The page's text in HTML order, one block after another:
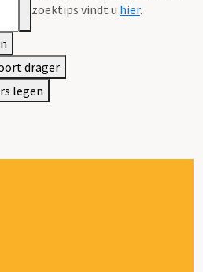
zoektips vindt u hier.
drager
legen